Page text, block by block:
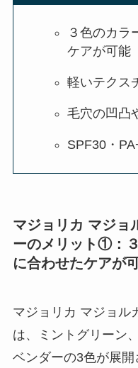
３色のカラ
ケアが可能
軽いテクス
毛穴の凹凸
SPF30・
マジョリカ マジョ
ーのメリット①：
に合わせたケアが
マジョリカ マジョル
は、ミントグリーン
ベンダーの3色が展開